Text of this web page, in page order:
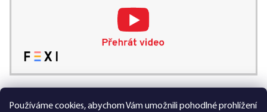
Používáme cookies, abychom Vám umožnili pohodlné prohlížení